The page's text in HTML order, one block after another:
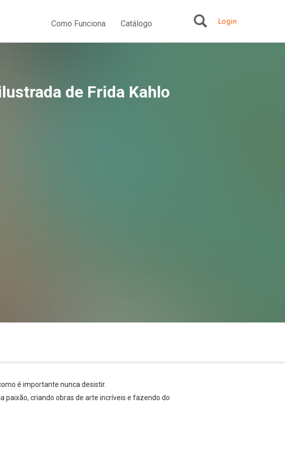
Como Funciona Catálogo Login
de Frida Kahlo
é importante nunca desistir.
paixão, criando obras de arte incríveis e fazendo do